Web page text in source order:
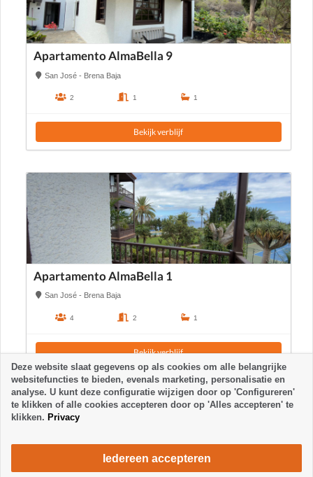
Apartamento AlmaBella 9
San José - Brena Baja
2 1 1
Bekijk verblijf
Apartamento AlmaBella 1
San José - Brena Baja
4 2 1
Bekijk verblijf
Deze website slaat gegevens op als cookies om alle belangrijke
websitefuncties te bieden, evenals marketing, personalisatie en
analyse. U kunt deze configuratie wijzigen door op 'Configureren'
te klikken of alle cookies accepteren door op 'Alles accepteren' te
klikken. Privacy
Iedereen accepteren